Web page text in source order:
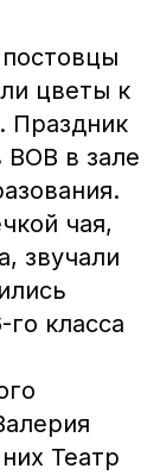
цветы к
Праздник
ВОВ в зале
чая,
звучали
класса
Театр